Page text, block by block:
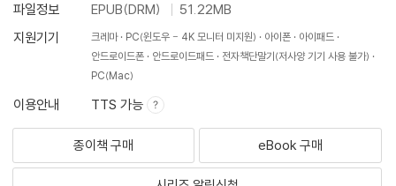
파일정보
EPUB(DRM)
51.22MB
지원기기
크레마 PC(윈도우 - 4K 모니터 미지원) 아이폰
아이패드
안드로이드폰
안드로이드패드
전자책단말기(저사양 기기 사용 불가)
PC(Mac)
이용안내 TTS 가능
종이책 구매 eBook 구매